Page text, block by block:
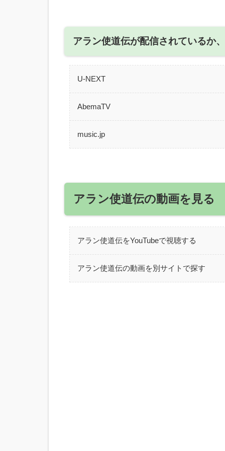
アラン使道伝が配信されているか
U-NEXT
AbemaTV
music.jp
アラン使道伝の動画を見る
アラン使道伝をYouTubeで視聴する
アラン使道伝の動画を別サイトで探す